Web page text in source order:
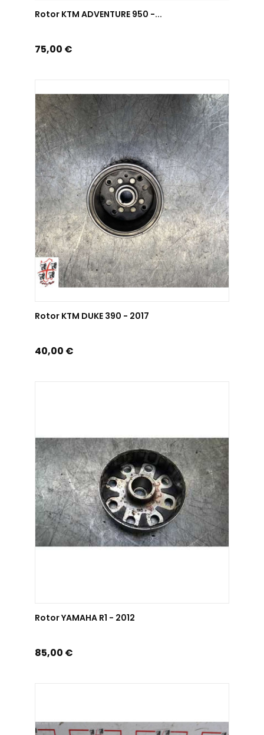
Rotor KTM ADVENTURE 950 -...
Prix
75,00 €
Rotor KTM DUKE 390 - 2017
Prix
40,00 €
Rotor YAMAHA R1 - 2012
Prix
85,00 €